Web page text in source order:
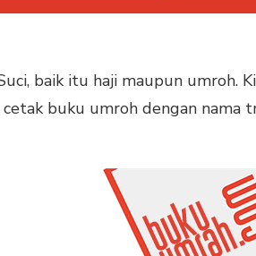
baik itu haji maupun umroh.
buku umroh dengan nama